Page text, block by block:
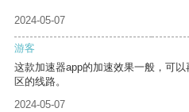
2024-05-07
游客
这款加速器app的加速效果一般，可
区的线路。
2024-05-07